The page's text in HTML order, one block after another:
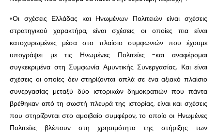
«Οι σχέσεις Ελλάδας και Ηνωμένων Πολιτειών είναι σχέσεις
στρατηγικού χαρακτήρα, είναι σχέσεις οι οποίες πια είναι
κατοχυρωμένες μέσα στο πλαίσιο συμφωνιών που έχουμε
υπογράψει με τις Ηνωμένες Πολιτείες -και αναφέρομαι
συγκεκριμένα στη Συμφωνία Αμυντικής Συνεργασίας. Και είναι
σχέσεις οι οποίες δεν στηρίζονται απλά σε ένα αξιακό πλαίσιο
συνεργασίας μεταξύ δύο ιστορικών δημοκρατιών που πάντα
βρέθηκαν από τη σωστή πλευρά της ιστορίας, είναι και σχέσεις
που στηρίζονται στο αμοιβαίο συμφέρον, το οποίο οι Ηνωμένες
Πολιτείες βλέπουν στη χρησιμότητα της στήριξης των